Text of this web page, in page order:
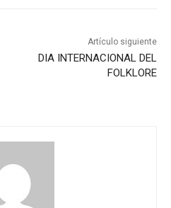
Artículo siguiente
DIA INTERNACIONAL DEL
FOLKLORE